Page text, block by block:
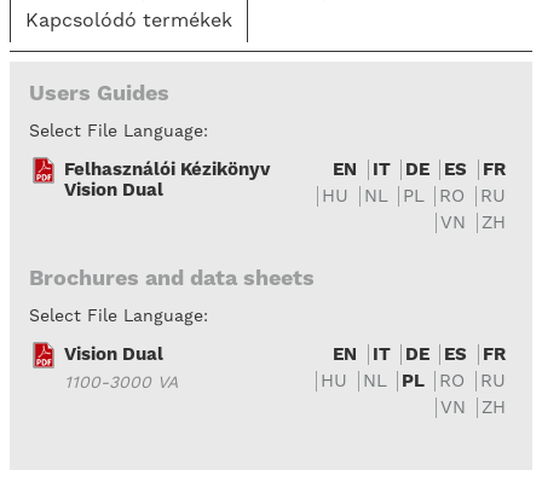
Kapcsolódó termékek
Users Guides
Select File Language:
Felhasználói Kézikönyv
Vision Dual
EN IT DE ES
FR
HU
NL PL RO
RU
VN
ZH
Brochures and data sheets
Select File Language:
Vision Dual
1100-3000 VA
EN IT DE ES
FR
HU
NL PL RO
RU
VN
ZH